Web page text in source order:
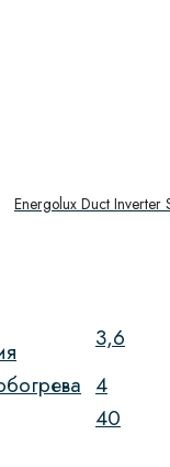
Energolux Duct Inverter
3,6
4
40